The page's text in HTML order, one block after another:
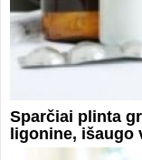
Sparčiai plinta
ligonine,